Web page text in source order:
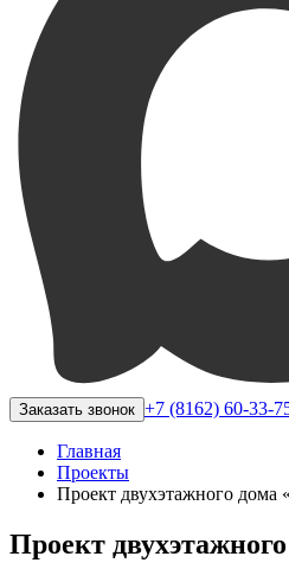
Заказать звонок +7 (8162) 60-33-
Главная
Проекты
Проект двухэтажного дома
Проект